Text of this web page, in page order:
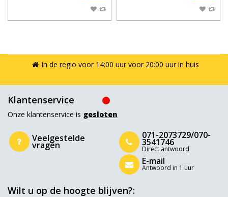
In de regio voor 14:00 uur voor 20:00 uur in huis
Klantenservice
Onze klantenservice is gesloten
Veelgestelde
vragen
071-2073729/070-
3541746
Direct antwoord
E-mail
Antwoord in 1 uur
Wilt u op de hoogte blijven?: